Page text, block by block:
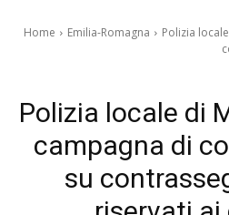
Home Emilia-Romagna
Polizia
Polizia locale di
campagna di
su